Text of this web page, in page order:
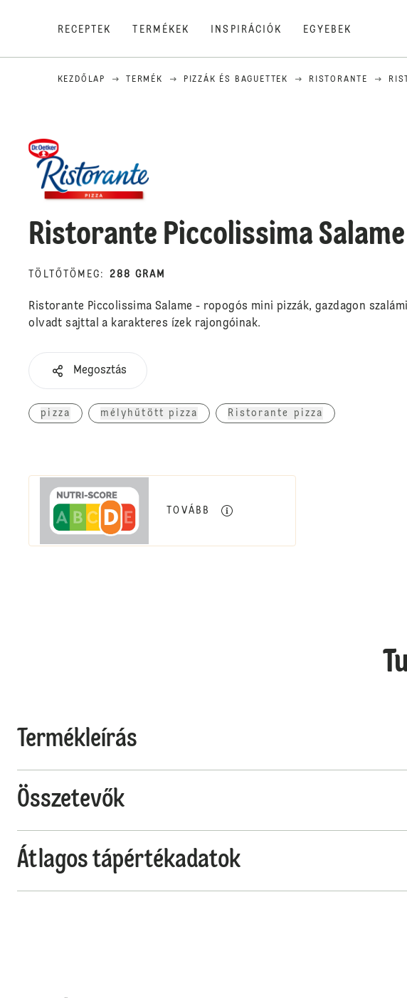
RECEPTEK TERMÉKEK INSPIRÁCIÓK EGYEBEK
KEZDŐLAP TERMÉK PIZZÁK ÉS BAGUETTEK RISTORANTE
Ristorante Piccolissima Salame
TÖLTŐTÖMEG : 288 GRAM
Ristorante Piccolissima Salame - ropogós mini pizzák, gazdagon
olvadt sajttal a karakteres ízek rajongóinak.
Megosztás
pizza mélyhűtött pizza Ristorante pizza
TOVÁBB
Termékleírás
Összetevők
Átlagos tápértékadatok